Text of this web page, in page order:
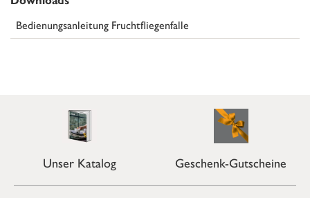
Bedienungsanleitung Fruchtfliegenfalle
Unser Katalog Geschenk-Gutscheine